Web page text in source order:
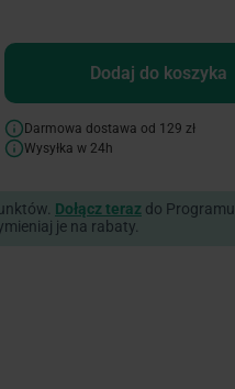
Dodaj do koszyka
Darmowa dostawa od 129 zł
Wysyłka w 24h
Dołącz terazdo Programu
je na rabaty.